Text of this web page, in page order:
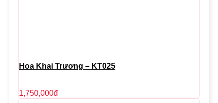
Hoa Khai Trương – KT025
1,750,000đ